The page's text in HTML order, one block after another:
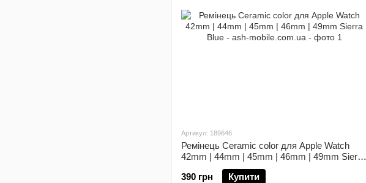
Артикул: 189646
Ремінець Ceramic color для Apple Watch
42mm | 44mm | 45mm | 46mm | 49mm Sierra
390 грн
Купити